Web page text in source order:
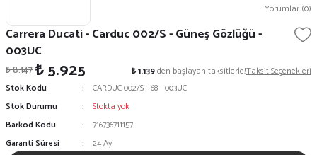
Yorumlar (0)
Carrera Ducati - Carduc 002/S - Güneş Gözlüğü -
003UC
₺ 8.147₺ 5.925 ₺ 1.139den başlayan taksitlerle!Taksit Seçenekleri
Stok Kodu
CARDUC 002/S - 68 - 003UC
Stok Durumu
Stokta yok
Barkod Kodu
716736711157
Garanti Süresi
24 Ay